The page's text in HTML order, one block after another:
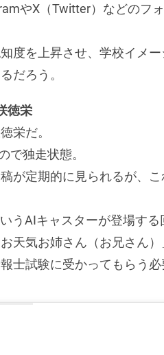
やX（Twitter）などのフ
度を上昇させ、学校イメ
だろう。
徳栄
栄だ。
独走状態。
が定期的に見られるが、
AIキャスターが登場する
天気お姉さん（お兄さん
士試験に受かってもらう必